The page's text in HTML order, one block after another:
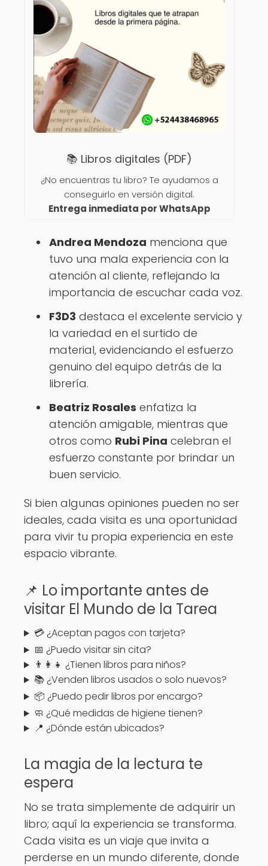
📚 Libros digitales (PDF)
¿No encuentras tu libro? Te ayudamos a
conseguirlo en versión digital.
Entrega inmediata por WhatsApp
Andrea Mendoza menciona que
tuvo una mala experiencia con la
atención al cliente, reflejando la
importancia de escuchar cada voz.
F3D3 destaca el excelente servicio y
la variedad en el surtido de
material, evidenciando el esfuerzo
genuino del equipo detrás de la
librería.
Beatriz Rosales enfatiza la
atención amigable, mientras que
otros como Rubi Pina celebran el
esfuerzo constante por brindar un
buen servicio.
Si bien algunas opiniones pueden no ser
ideales, cada visita es una oportunidad
para vivir tu propia experiencia en este
espacio vibrante.
📌 Lo importante antes de
visitar El Mundo de la Tarea
💳 ¿Aceptan pagos con tarjeta?
📅 ¿Puedo visitar sin cita?
👨‍👩‍👧 ¿Tienen libros para niños?
📚 ¿Venden libros usados o solo nuevos?
📦 ¿Puedo pedir libros por encargo?
🧼 ¿Qué medidas de higiene tienen?
📍 ¿Dónde están ubicados?
La magia de la lectura te
espera
No se trata simplemente de adquirir un
libro; aquí la experiencia se transforma.
Cada visita es un viaje que invita a
perderse en un mundo diferente, donde